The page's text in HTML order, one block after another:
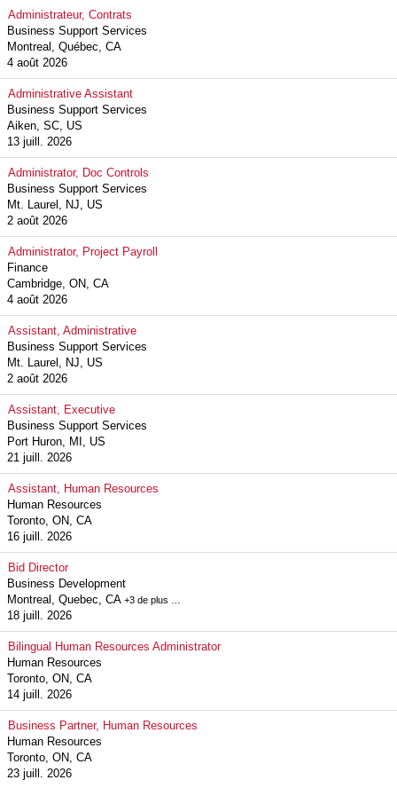
Administrateur, Contrats
Business Support Services
Montreal, Québec, CA
4 août 2026
Administrative Assistant
Business Support Services
Aiken, SC, US
13 juill. 2026
Administrator, Doc Controls
Business Support Services
Mt. Laurel, NJ, US
2 août 2026
Administrator, Project Payroll
Finance
Cambridge, ON, CA
4 août 2026
Assistant, Administrative
Business Support Services
Mt. Laurel, NJ, US
2 août 2026
Assistant, Executive
Business Support Services
Port Huron, MI, US
21 juill. 2026
Assistant, Human Resources
Human Resources
Toronto, ON, CA
16 juill. 2026
Bid Director
Business Development
Montreal, Quebec, CA +3 de plus …
18 juill. 2026
Bilingual Human Resources Administrator
Human Resources
Toronto, ON, CA
14 juill. 2026
Business Partner, Human Resources
Human Resources
Toronto, ON, CA
23 juill. 2026